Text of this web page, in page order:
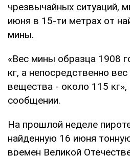
чрезвычайных ситуаций,
июня в 15-ти метрах от
мины.
«Вес мины образца 1908
кг, а непосредственно
вещества - около 115 кг»,
сообщении.
На прошлой неделе
найденную 16 июня
времен Великой